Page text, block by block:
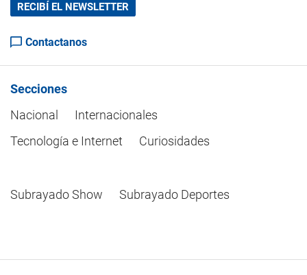
RECIBÍ EL NEWSLETTER
Contactanos
Secciones
Nacional
Internacionales
Tecnología e Internet
Curiosidades
Subrayado Show Subrayado Deportes